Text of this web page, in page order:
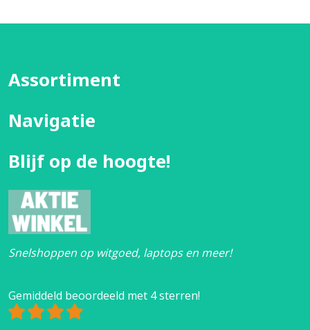
Assortiment
Navigatie
Blijf op de hoogte!
Snelshoppen op witgoed, laptops en meer!
Gemiddeld beoordeeld met 4 sterren!